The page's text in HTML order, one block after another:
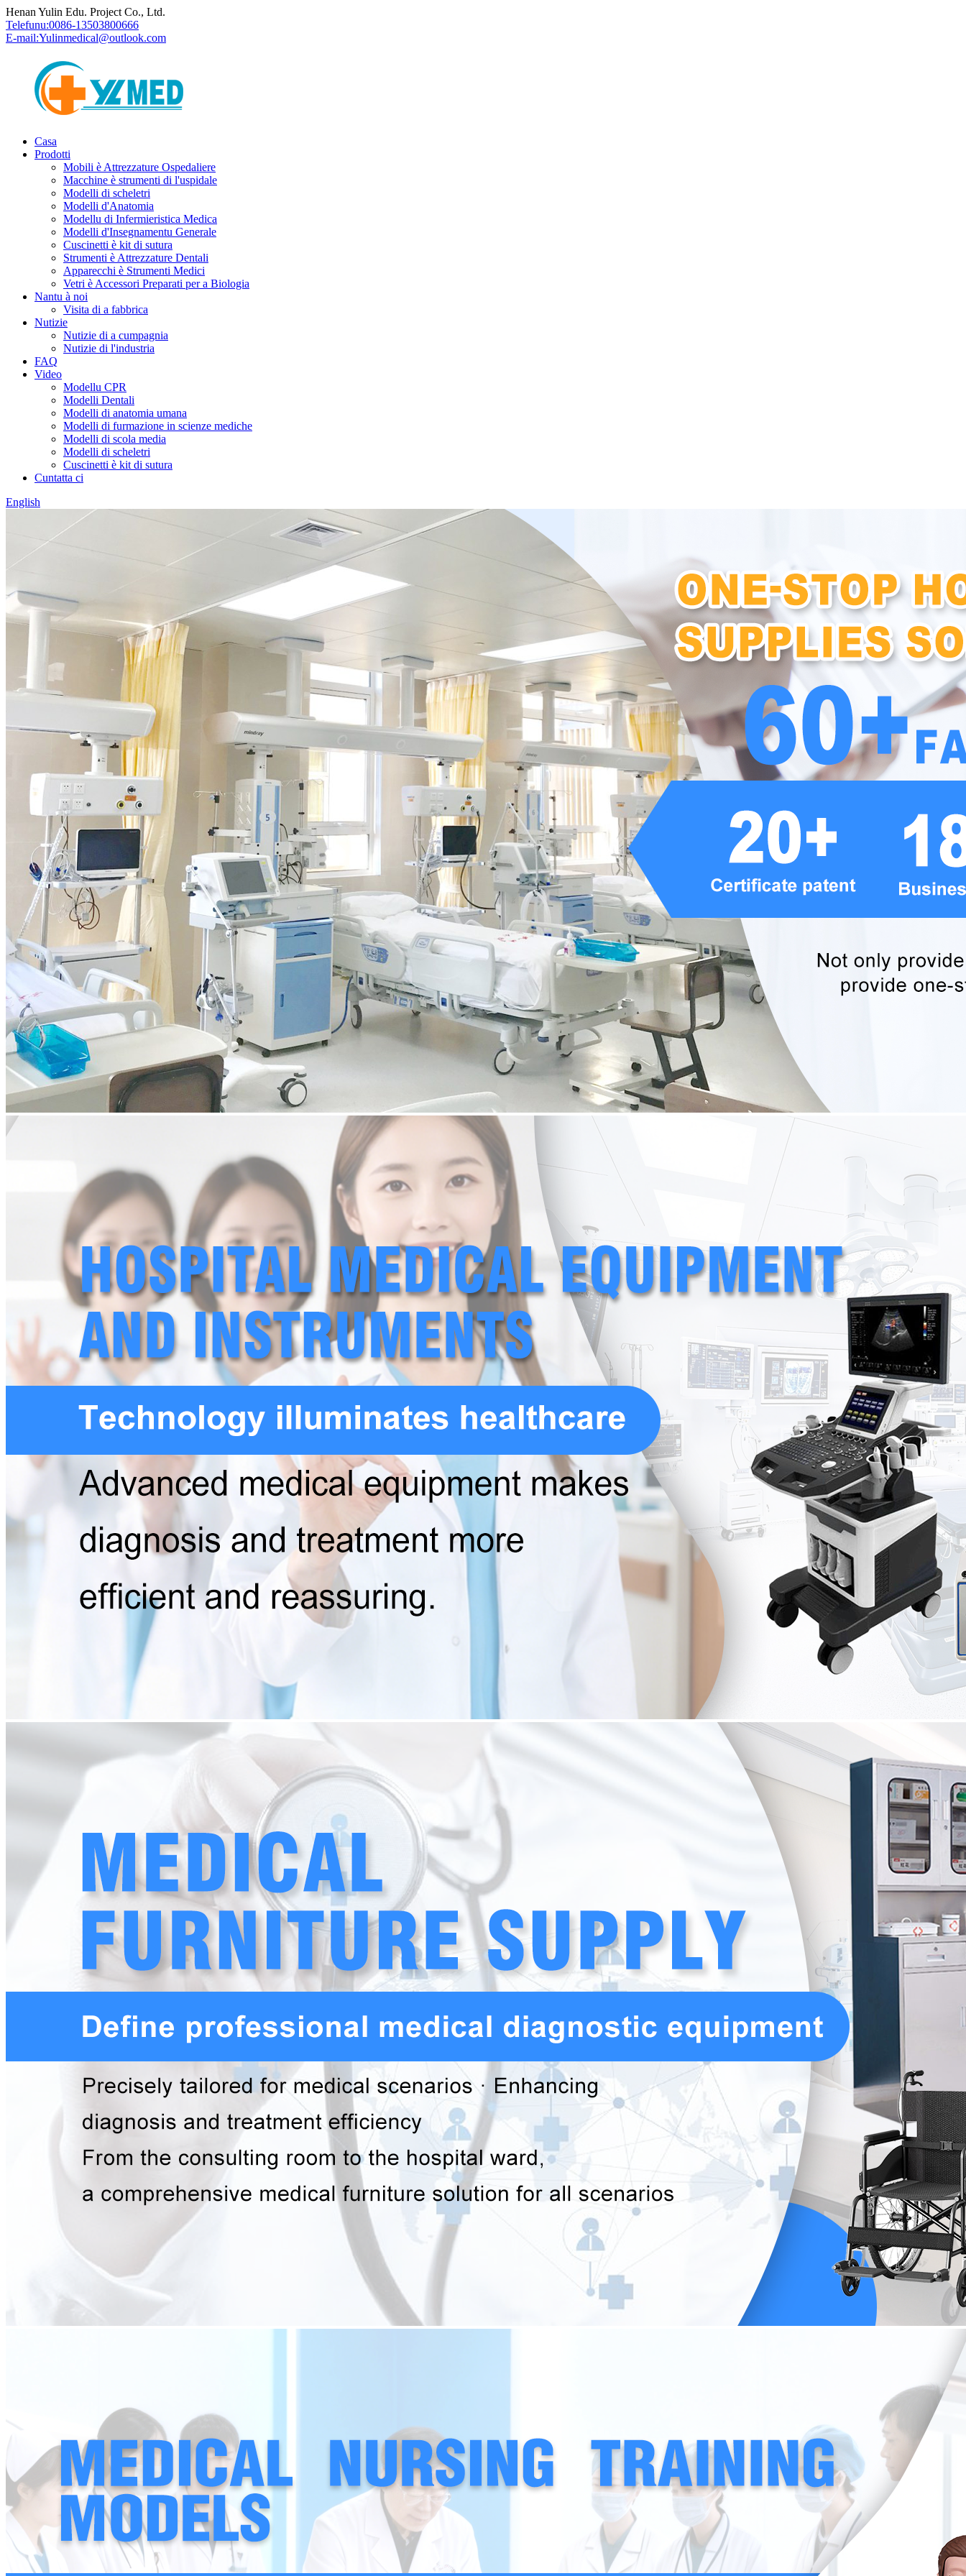
Henan Yulin Edu. Project Co., Ltd.
Telefunu:0086-13503800666
E-mail:Yulinmedical@outlook.com
Casa
Prodotti
Mobili è Attrezzature Ospedaliere
Macchine è strumenti di l'uspidale
Modelli di scheletri
Modelli d'Anatomia
Modellu di Infermieristica Medica
Modelli d'Insegnamentu Generale
Cuscinetti è kit di sutura
Strumenti è Attrezzature Dentali
Apparecchi è Strumenti Medici
Vetri è Accessori Preparati per a Biologia
Nantu à noi
Visita di a fabbrica
Nutizie
Nutizie di a cumpagnia
Nutizie di l'industria
FAQ
Video
Modellu CPR
Modelli Dentali
Modelli di anatomia umana
Modelli di furmazione in scienze mediche
Modelli di scola media
Modelli di scheletri
Cuscinetti è kit di sutura
Cuntatta ci
English